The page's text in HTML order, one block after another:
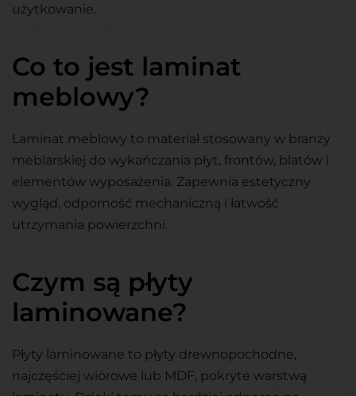
użytkowanie.
Co to jest laminat
meblowy?
Laminat meblowy to materiał stosowany w branży
meblarskiej do wykańczania płyt, frontów, blatów i
elementów wyposażenia. Zapewnia estetyczny
wygląd, odporność mechaniczną i łatwość
utrzymania powierzchni.
Czym są płyty
laminowane?
Płyty laminowane to płyty drewnopochodne,
najczęściej wiórowe lub MDF, pokryte warstwą